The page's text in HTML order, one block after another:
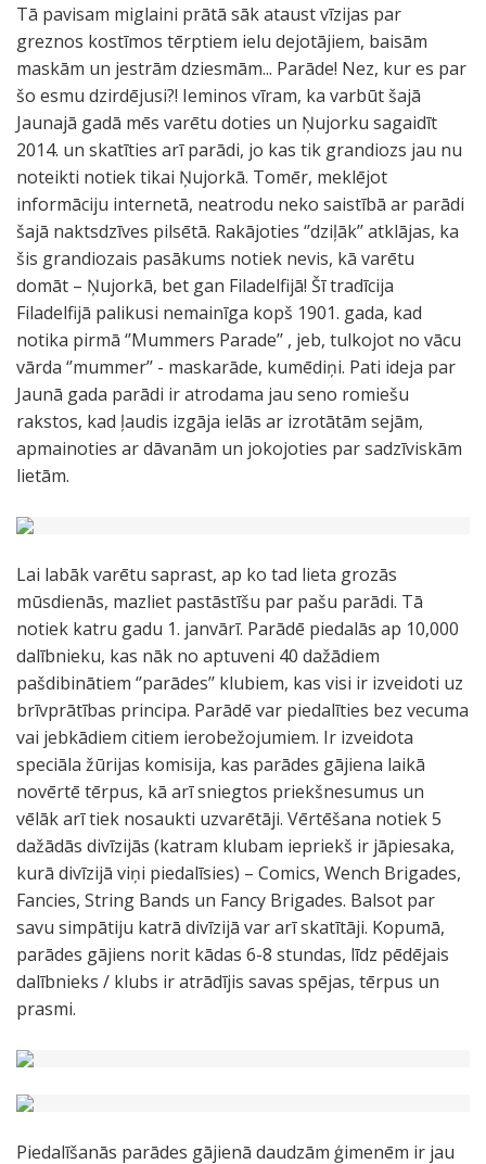
Tā pavisam miglaini prātā sāk ataust vīzijas par
greznos kostīmos tērptiem ielu dejotājiem, baisām
maskām un jestrām dziesmām... Parāde! Nez, kur es par
šo esmu dzirdējusi?! Ieminos vīram, ka varbūt šajā
Jaunajā gadā mēs varētu doties un Ņujorku sagaidīt
2014. un skatīties arī parādi, jo kas tik grandiozs jau nu
noteikti notiek tikai Ņujorkā. Tomēr, meklējot
informāciju internetā, neatrodu neko saistībā ar parādi
šajā naktsdzīves pilsētā. Rakājoties ‘’dziļāk’’ atklājas, ka
šis grandiozais pasākums notiek nevis, kā varētu
domāt – Ņujorkā, bet gan Filadelfijā! Šī tradīcija
Filadelfijā palikusi nemainīga kopš 1901. gada, kad
notika pirmā ‘’Mummers Parade’’ , jeb, tulkojot no vācu
vārda ‘’mummer’’ - maskarāde, kumēdiņi. Pati ideja par
Jaunā gada parādi ir atrodama jau seno romiešu
rakstos, kad ļaudis izgāja ielās ar izrotātām sejām,
apmainoties ar dāvanām un jokojoties par sadzīviskām
lietām.
Lai labāk varētu saprast, ap ko tad lieta grozās
mūsdienās, mazliet pastāstīšu par pašu parādi. Tā
notiek katru gadu 1. janvārī. Parādē piedalās ap 10,000
dalībnieku, kas nāk no aptuveni 40 dažādiem
pašdibinātiem ‘’parādes’’ klubiem, kas visi ir izveidoti uz
brīvprātības principa. Parādē var piedalīties bez vecuma
vai jebkādiem citiem ierobežojumiem. Ir izveidota
speciāla žūrijas komisija, kas parādes gājiena laikā
novērtē tērpus, kā arī sniegtos priekšnesumus un
vēlāk arī tiek nosaukti uzvarētāji. Vērtēšana notiek 5
dažādās divīzijās (katram klubam iepriekš ir jāpiesaka,
kurā divīzijā viņi piedalīsies) – Comics, Wench Brigades,
Fancies, String Bands un Fancy Brigades. Balsot par
savu simpātiju katrā divīzijā var arī skatītāji. Kopumā,
parādes gājiens norit kādas 6-8 stundas, līdz pēdējais
dalībnieks / klubs ir atrādījis savas spējas, tērpus un
prasmi.
Piedalīšanās parādes gājienā daudzām ģimenēm ir jau